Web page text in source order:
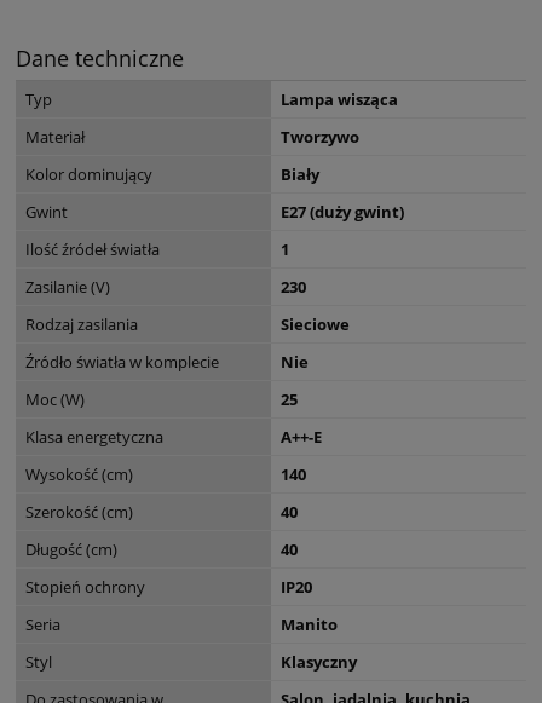
Dane techniczne
Typ
Lampa wisząca
Materiał
Tworzywo
Kolor dominujący
Biały
Gwint
E27 (duży gwint)
Ilość źródeł światła
1
Zasilanie (V)
230
Rodzaj zasilania
Sieciowe
Źródło światła w komplecie
Nie
Moc (W)
25
Klasa energetyczna
A++-E
Wysokość (cm)
140
Szerokość (cm)
40
Długość (cm)
40
Stopień ochrony
IP20
Seria
Manito
Styl
Klasyczny